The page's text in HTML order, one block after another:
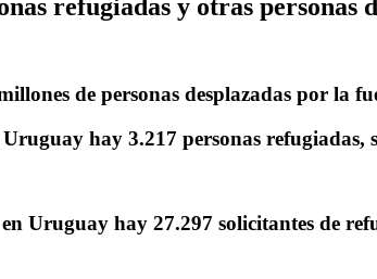
refugiadas y otras personas
de personas desplazadas por la
Uruguay hay 3.217 personas refugiadas,
en Uruguay hay 27.297 solicitantes de